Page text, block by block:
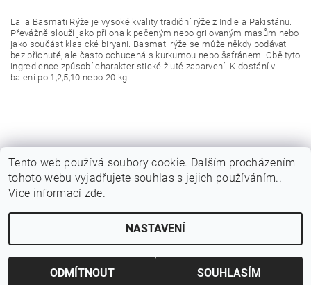
osobních údajů
Laila Basmati Rýže je vysoké kvality tradiční rýže z Indie a Pakistánu.
Převážně slouží jako příloha k pečeným nebo grilovaným masům nebo
jako součást klasické biryani. Basmati rýže se může někdy podávat
bez příchutě, ale často ochucená s kurkumou nebo šafránem. Obě tyto
ingredience způsobí charakteristické žluté zabarvení. K dostání v
balení po 1,2,5,10 nebo 20 kg.
Obchodní podmínky |
Reklamační podmínky
2026 © Indicky Koreni, všechna práva vyhrazenaUpravit nastavení cookies
Tento web používá soubory cookie. Dalším procházením
tohoto webu vyjadřujete souhlas s jejich používáním..
Více informací zde.
NASTAVENÍ
ODMÍTNOUT SOUHLASÍM